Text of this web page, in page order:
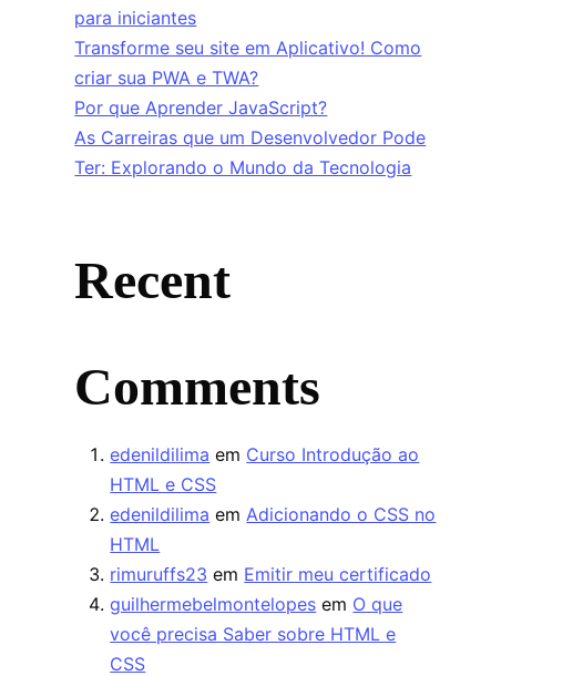
para iniciantes
Transforme seu site em Aplicativo! Como
criar sua PWA e TWA?
Por que Aprender JavaScript?
As Carreiras que um Desenvolvedor Pode
Ter: Explorando o Mundo da Tecnologia
Recent
Comments
edenildilima em Curso Introdução ao
HTML e CSS
edenildilima emAdicionando o CSS no
HTML
rimuruffs23 em Emitir meu certificado
guilhermebelmontelopes em O que
você precisa Saber sobre HTML e
CSS